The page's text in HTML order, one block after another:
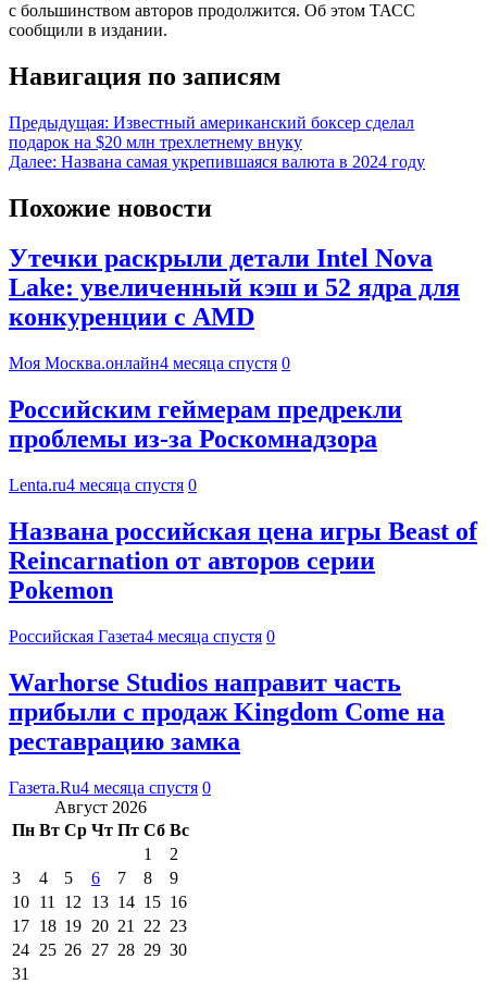
с большинством авторов продолжится. Об этом ТАСС
сообщили в издании.
Навигация по записям
Предыдущая: Известный американский боксер сделал
подарок на $20 млн трехлетнему внуку
Далее: Названа самая укрепившаяся валюта в 2024 году
Похожие новости
Утечки раскрыли детали Intel Nova
Lake: увеличенный кэш и 52 ядра для
конкуренции с AMD
Моя Москва.онлайн4 месяца спустя 0
Российским геймерам предрекли
проблемы из-за Роскомнадзора
Lenta.ru4 месяца спустя 0
Названа российская цена игры Beast of
Reincarnation от авторов серии
Pokemon
Российская Газета4 месяца спустя 0
Warhorse Studios направит часть
прибыли с продаж Kingdom Come на
реставрацию замка
Газета.Ru4 месяца спустя 0
Август 2026
Пн Вт Ср Чт Пт Сб Вс
1
2
3
4 5 6 7 8
9
10 11 12 13 14 15 16
17 18 19 20 21 22 23
24 25 26 27 28 29 30
31